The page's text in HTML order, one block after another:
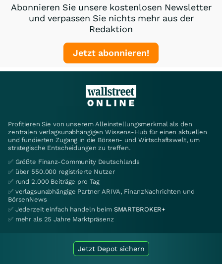
Abonnieren Sie unsere kostenlosen Newsletter
und verpassen Sie nichts mehr aus der
Redaktion
Jetzt abonnieren!
Profitieren Sie von unserem Alleinstellungsmerkmal als den
zentralen verlagsunabhängigen Wissens-Hub für einen aktuellen
und fundierten Zugang in die Börsen- und Wirtschaftswelt, um
strategische Entscheidungen zu treffen.
✅ Größte Finanz-Community Deutschlands
✅ über 550.000 registrierte Nutzer
✅ rund 2.000 Beiträge pro Tag
✅ verlagsunabhängige Partner ARIVA, FinanzNachrichten und
BörsenNews
✅ Jederzeit einfach handeln beim SMARTBROKER+
✅ mehr als 25 Jahre Marktpräsenz
Jetzt Depot sichern